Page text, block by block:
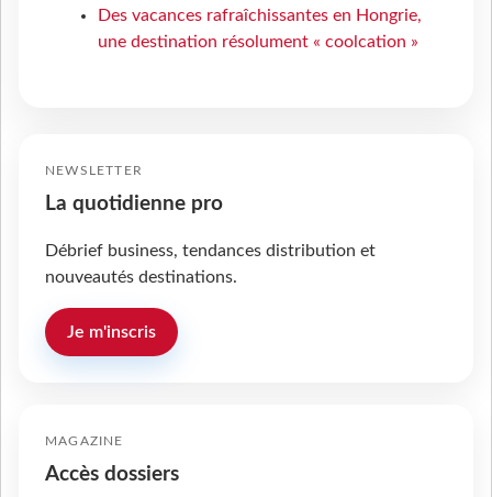
Des vacances rafraîchissantes en Hongrie,
une destination résolument « coolcation »
NEWSLETTER
La quotidienne pro
Débrief business, tendances distribution et
nouveautés destinations.
Je m'inscris
MAGAZINE
Accès dossiers